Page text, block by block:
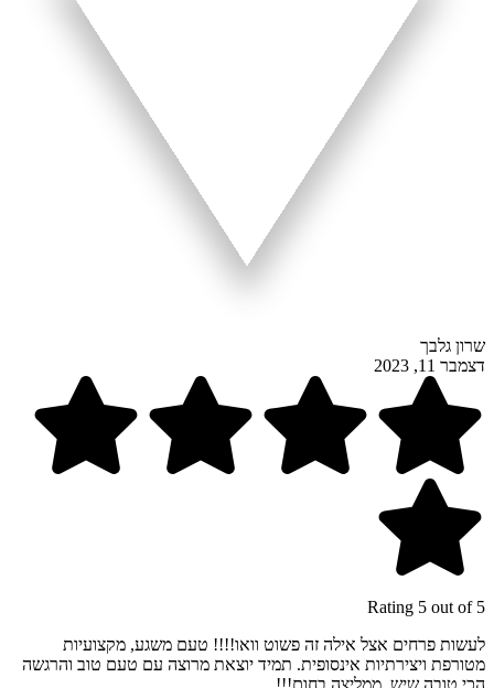
שרון גלבך
דצמבר 11, 2023
Rating 5 out of 5
לעשות פרחים אצל אילה זה פשוט וואו!!!! טעם משגע, מקצועיות
מטורפת ויצירתיות אינסופית. תמיד יוצאת מרוצה עם טעם טוב והרגשה